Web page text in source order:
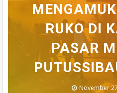
YANG
MEMANCING
July 05,
RUKO DI
PASAR
November
PEDULI
BADAU
March 26,
BELASAN
DI
March 13,
SEMPAT
SETELAH
February